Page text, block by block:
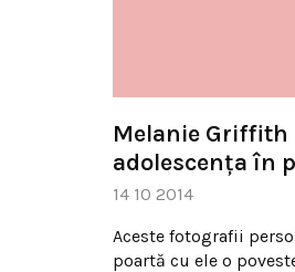
Melanie
adolescenţa în
14 10 2014
Aceste fotografii
poartă cu ele o